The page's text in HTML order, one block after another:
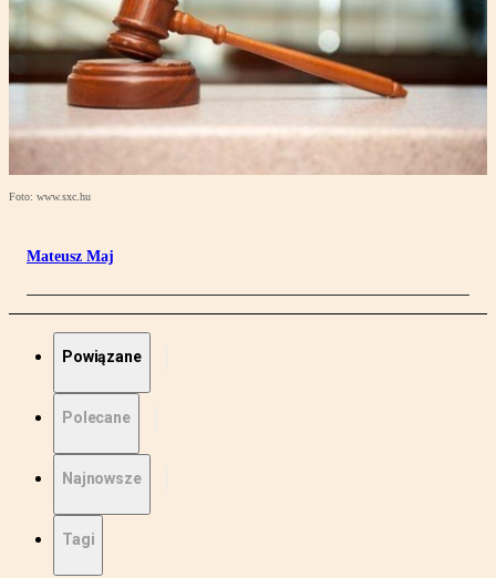
Foto: www.sxc.hu
Mateusz Maj
Powiązane
Polecane
Najnowsze
Tagi